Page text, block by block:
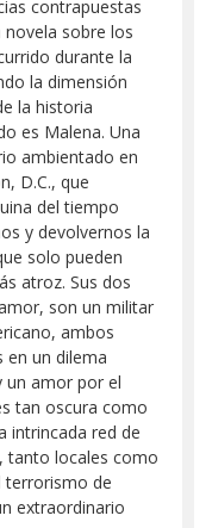
contrapuestas
sobre los
durante la
la dimensión
la historia
es Malena. Una
ambientado en
D.C., que
del tiempo
y devolvernos la
solo pueden
atroz. Sus dos
son un militar
ambos
en un dilema
un amor por el
tan oscura como
intrincada red de
tanto locales como
terrorismo de
extraordinario